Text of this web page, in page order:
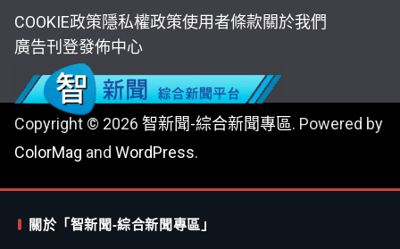
COOKIE政策隱私權政策使用者條款關於我們
廣告刊登發佈中心
Copyright © 2026 智新聞-綜合新聞專區. Powered by
ColorMag and WordPress.
關於「智新聞-綜合新聞專區」